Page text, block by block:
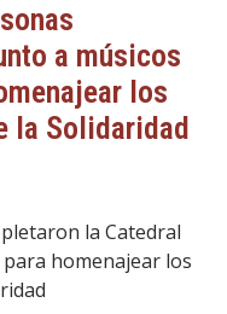
a músicos
los
la Solidaridad
la Catedral
para homenajear los